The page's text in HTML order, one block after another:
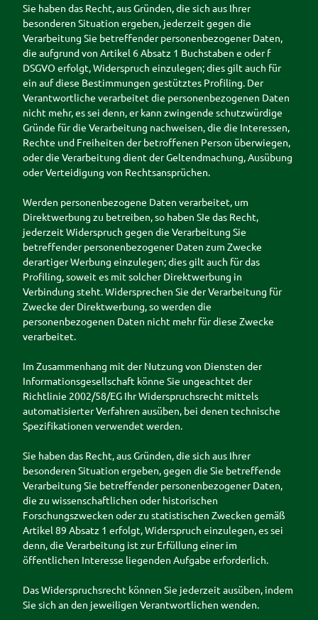
Sie haben das Recht, aus Gründen, die sich aus Ihrer
besonderen Situation ergeben, jederzeit gegen die
Verarbeitung Sie betreffender personenbezogener Daten,
die aufgrund von Artikel 6 Absatz 1 Buchstaben e oder f
DSGVO erfolgt, Widerspruch einzulegen; dies gilt auch für
ein auf diese Bestimmungen gestütztes Profiling. Der
Verantwortliche verarbeitet die personenbezogenen Daten
nicht mehr, es sei denn, er kann zwingende schutzwürdige
Gründe für die Verarbeitung nachweisen, die die Interessen,
Rechte und Freiheiten der betroffenen Person überwiegen,
oder die Verarbeitung dient der Geltendmachung, Ausübung
oder Verteidigung von Rechtsansprüchen.
Werden personenbezogene Daten verarbeitet, um
Direktwerbung zu betreiben, so haben SIe das Recht,
jederzeit Widerspruch gegen die Verarbeitung Sie
betreffender personenbezogener Daten zum Zwecke
derartiger Werbung einzulegen; dies gilt auch für das
Profiling, soweit es mit solcher Direktwerbung in
Verbindung steht. Widersprechen Sie der Verarbeitung für
Zwecke der Direktwerbung, so werden die
personenbezogenen Daten nicht mehr für diese Zwecke
verarbeitet.
Im Zusammenhang mit der Nutzung von Diensten der
Informationsgesellschaft könne Sie ungeachtet der
Richtlinie 2002/58/EG Ihr Widerspruchsrecht mittels
automatisierter Verfahren ausüben, bei denen technische
Spezifikationen verwendet werden.
Sie haben das Recht, aus Gründen, die sich aus Ihrer
besonderen Situation ergeben, gegen die Sie betreffende
Verarbeitung Sie betreffender personenbezogener Daten,
die zu wissenschaftlichen oder historischen
Forschungszwecken oder zu statistischen Zwecken gemäß
Artikel 89 Absatz 1 erfolgt, Widerspruch einzulegen, es sei
denn, die Verarbeitung ist zur Erfüllung einer im
öffentlichen Interesse liegenden Aufgabe erforderlich.
Das Widerspruchsrecht können Sie jederzeit ausüben, indem
Sie sich an den jeweiligen Verantwortlichen wenden.